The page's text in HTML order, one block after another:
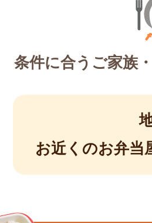
条件に合うご家族
お近くのお弁当